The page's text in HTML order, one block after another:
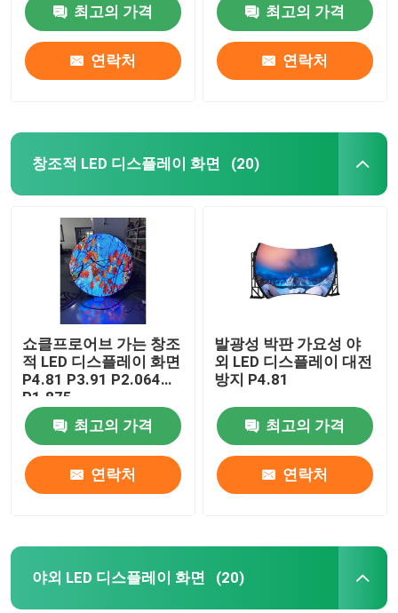
최고의 가격
연락처
최고의 가격
연락처
창조적 LED 디스플레이 화면 (20)
쇼클프로어브 가는 창조
적 LED 디스플레이 화면
P4.81 P3.91 P2.064
P1.875
최고의 가격
연락처
발광성 박판 가요성 야
외 LED 디스플레이 대전
방지 P4.81
최고의 가격
연락처
야외 LED 디스플레이 화면 (20)